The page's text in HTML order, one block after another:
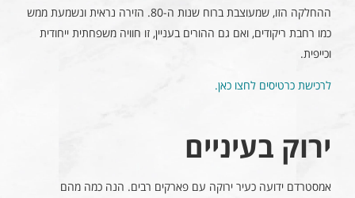
ההחלקה הזו, שמעוצבת ברוח שנות ה-80. הזירה נראית ונשמעת ממש
כמו רחבת ריקודים, ואם גם ההורים בעניין, זו חוויה משפחתית ייחודית
וכייפית.
לרכישת כרטיסים לחצו כאן.
ירוק בעיניים
אמסטרדם ידועה כעיר ירוקה עם פארקים רבים. הנה כמה מהם